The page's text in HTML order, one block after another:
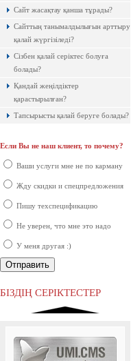
Сайт жасақтау қанша тұрады?
Сайттың танымалдылығын арттыру
қалай жүргізіледі?
Сізбен қалай серіктес болуға
болады?
Қандай жеңілдіктер
қарастырылған?
Тапсырысты қалай беруге болады?
Если Вы не наш клиент, то почему?
Ваши услуги мне не по карману
Жду скидки и спецпредложения
Пишу техспецификацию
Не уверен, что мне это надо
У меня другая :)
БІЗДІҢ СЕРІКТЕСТЕР
ұнайтыны анық, қазір байқап көр!
Ақпараттық қауіпсіздік шеңберінде
қарқынды дамып жатырған
компаниялардың бірі болып саналады.
Ресей нарығында бірінші орында